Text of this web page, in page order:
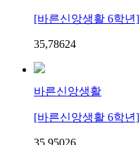
[바른신앙생활 6학년
35,78624
바른신앙생활
[바른신앙생활 6학년